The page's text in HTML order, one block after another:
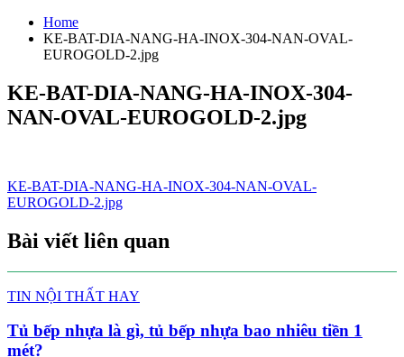
Home
KE-BAT-DIA-NANG-HA-INOX-304-NAN-OVAL-
EUROGOLD-2.jpg
KE-BAT-DIA-NANG-HA-INOX-304-
NAN-OVAL-EUROGOLD-2.jpg
Điều
hướng
bài
KE-BAT-DIA-NANG-HA-INOX-304-NAN-OVAL-
EUROGOLD-2.jpg
Bài viết liên quan
TIN NỘI THẤT HAY
Tủ bếp nhựa là gì, tủ bếp nhựa bao nhiêu tiền 1
mét?